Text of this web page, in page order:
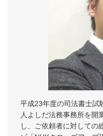
平成23年度の司法書士試
人よしだ法務事務所を開
し、ご依頼者に対しての